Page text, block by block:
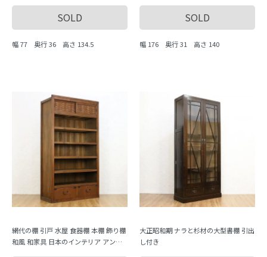
SOLD
幅 77 奥行 36 高さ 134.5
SOLD
幅 176 奥行 31 高さ 140
網代の棚 引戸 水屋 食器棚 本棚 飾り棚
和風 和家具 日本のインテリア アンテ
大正昭和期 ナラと杉材の大型書棚 引出
し付き